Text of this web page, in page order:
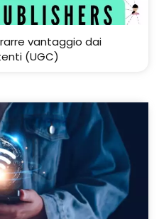
vantaggio dai
(UGC)